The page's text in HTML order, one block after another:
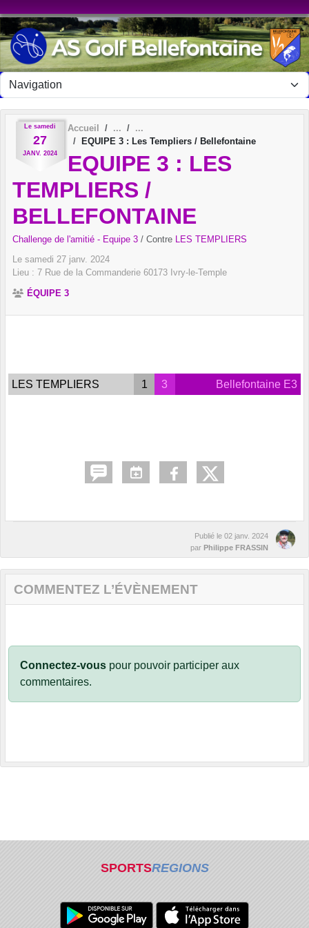
Le samedi
27
JANV. 2024
Accueil
EQUIPE 3 : Les Templiers / Bellefontaine
EQUIPE 3 : LES
TEMPLIERS /
BELLEFONTAINE
Challenge de l'amitié - Equipe 3 / Contre LES TEMPLIERS
Le samedi 27 janv. 2024
Lieu : 7 Rue de la Commanderie 60173 Ivry-le-Temple
ÉQUIPE 3
LES TEMPLIERS 1 3 Bellefontaine E3
Publié le 02 janv. 2024
par Philippe FRASSIN
COMMENTEZ L’ÉVÈNEMENT
Connectez-vous pour pouvoir participer aux
commentaires.
SPORTSREGIONS